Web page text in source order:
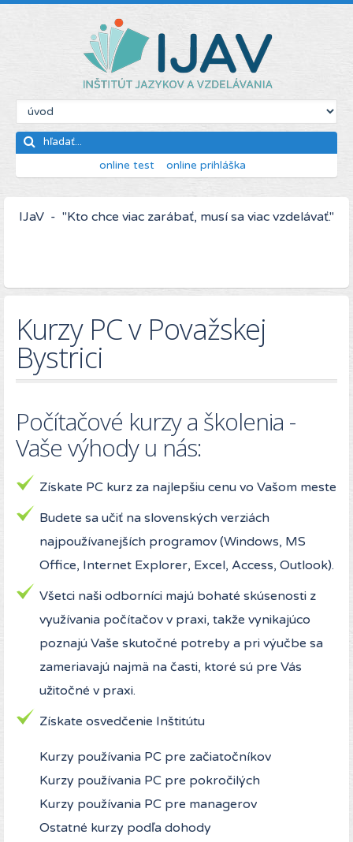
online test online prihláška
IJaV - "Kto chce viac zarábať, musí sa viac vzdelávať."
Kurzy PC v Považskej
Bystrici
Počítačové kurzy a školenia -
Vaše výhody u nás:
Získate PC kurz za najlepšiu cenu vo Vašom meste
Budete sa učiť na slovenských verziách
najpoužívanejších programov (Windows, MS
Office, Internet Explorer, Excel, Access, Outlook).
Všetci naši odborníci majú bohaté skúsenosti z
využívania počítačov v praxi, takže vynikajúco
poznajú Vaše skutočné potreby a pri výučbe sa
zameriavajú najmä na časti, ktoré sú pre Vás
užitočné v praxi.
Získate osvedčenie Inštitútu
Kurzy používania PC pre začiatočníkov
Kurzy používania PC pre pokročilých
Kurzy používania PC pre managerov
Ostatné kurzy podľa dohody